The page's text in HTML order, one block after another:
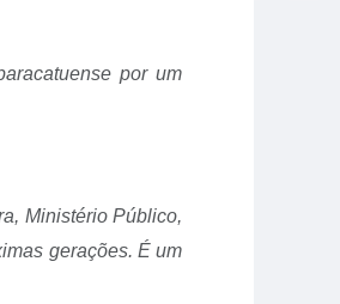
por um
Ministério Público,
gerações. É um